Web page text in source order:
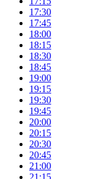
17:30
17:45
18:00
18:15
18:30
18:45
19:00
19:15
19:30
19:45
20:00
20:15
20:30
20:45
21:00
21:15